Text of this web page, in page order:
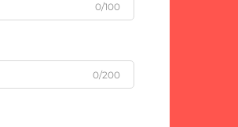
0/100
0/200